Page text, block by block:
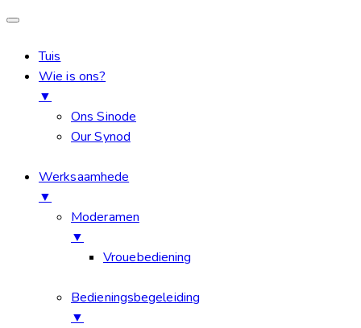
Tuis
Wie is ons?
▼
Ons Sinode
Our Synod
Werksaamhede
▼
Moderamen
▼
Vrouebediening
Bedieningsbegeleiding
▼